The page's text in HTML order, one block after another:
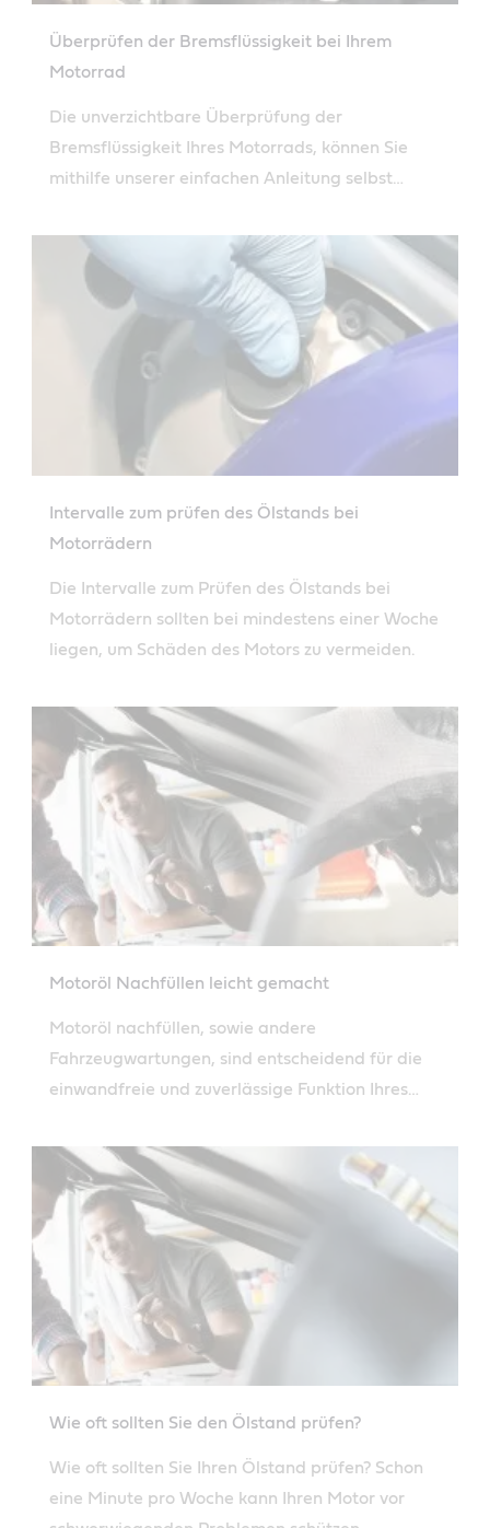
Überprüfen der Bremsflüssigkeit bei Ihrem
Motorrad
Die unverzichtbare Überprüfung der
Bremsflüssigkeit Ihres Motorrads, können Sie
mithilfe unserer einfachen Anleitung selbst
Intervalle zum prüfen des Ölstands bei
Motorrädern
Die Intervalle zum Prüfen des Ölstands bei
Motorrädern sollten bei mindestens einer Woche
liegen, um Schäden des Motors zu vermeiden.
Motoröl Nachfüllen leicht gemacht
Motoröl nachfüllen, sowie andere
Fahrzeugwartungen, sind entscheidend für die
einwandfreie und zuverlässige Funktion Ihres
Wie oft sollten Sie den Ölstand prüfen?
Wie oft sollten Sie Ihren Ölstand prüfen? Schon
eine Minute pro Woche kann Ihren Motor vor